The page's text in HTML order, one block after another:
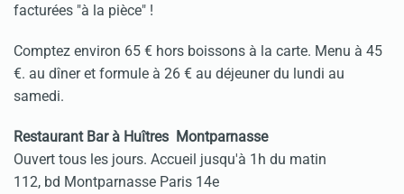
facturées "à la pièce" !
Comptez environ 65 € hors boissons à la carte. Menu à 45
€. au dîner et formule à 26 € au déjeuner du lundi au
samedi.
Restaurant Bar à Huîtres Montparnasse
Ouvert tous les jours. Accueil jusqu'à 1h du matin
112, bd Montparnasse Paris 14e